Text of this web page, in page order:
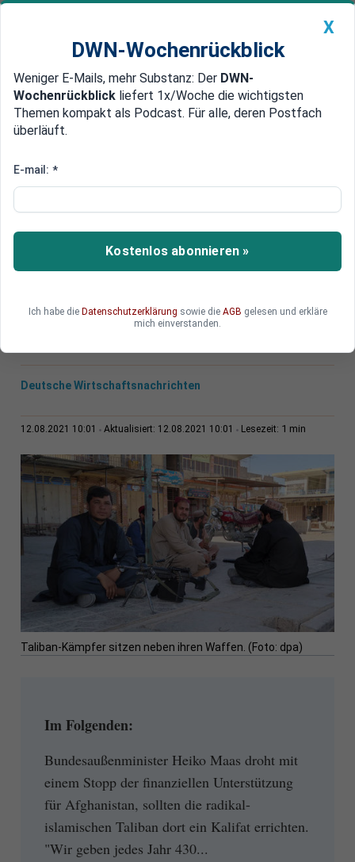
Newsticker MEIN DWN: Geldanlage Premium
Edelmetalle DWN-Magazin China
Sieg der Taliban würde
Euro pro Jahr entlasten
Bundesaußenminister Maas will "keinen Cent
mehr nach Afghanistan geben", wenn die Taliban
Deutschland jedes Jahr 430 Millionen Euro.
Deutsche Wirtschaftsnachrichten
12.08.2021 10:01 Aktualisiert: 12.08.2021 10:01 Lesezeit: 1 min
Taliban-Kämpfer sitzen neben ihren Waffen. (Foto: dpa)
Im Folgenden:
Bundesaußenminister Heiko Maas droht mit
einem Stopp der finanziellen Unterstützung
für Afghanistan, sollten die radikal-
islamischen Taliban dort ein Kalifat errichten.
"Wir geben jedes Jahr 430...
X
DWN-Wochenrückblick
Weniger E-Mails, mehr Substanz: Der DWN-
Wochenrückblick liefert 1x/Woche die wichtigsten
Themen kompakt als Podcast. Für alle, deren Postfach
überläuft.
E-mail: *
Kostenlos abonnieren »
Ich habe die Datenschutzerklärung sowie die AGB gelesen und erkläre
mich einverstanden.